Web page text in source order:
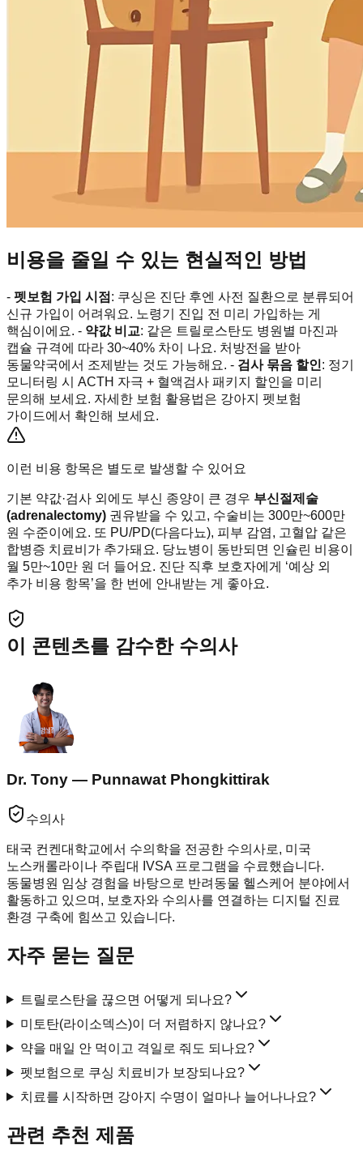
비용을 줄일 수 있는 현실적인 방법
- 펫보험 가입 시점 : 쿠싱은 진단 후엔 사전 질환으로 분류되어
신규 가입이 어려워요. 노령기 진입 전 미리 가입하는 게
핵심이에요. - 약값 비교: 같은 트릴로스탄도 병원별 마진과
캡슐 규격에 따라 30~40% 차이 나요. 처방전을 받아
동물약국에서 조제받는 것도 가능해요. - 검사 묶음 할인: 정기
모니터링 시 ACTH 자극 + 혈액검사 패키지 할인을 미리
문의해 보세요. 자세한 보험 활용법은 강아지 펫보험
가이드에서 확인해 보세요.
이런 비용 항목은 별도로 발생할 수 있어요
기본 약값·검사 외에도 부신 종양이 큰 경우 부신절제술
(adrenalectomy) 권유받을 수 있고, 수술비는 300만~600만
원 수준이에요. 또 PU/PD(다음다뇨), 피부 감염, 고혈압 같은
합병증 치료비가 추가돼요. 당뇨병이 동반되면 인슐린 비용이
월 5만~10만 원 더 들어요. 진단 직후 보호자에게 ‘예상 외
추가 비용 항목’을 한 번에 안내받는 게 좋아요.
이 콘텐츠를 감수한 수의사
Dr. Tony — Punnawat Phongkittirak
수의사
태국 컨켄대학교에서 수의학을 전공한 수의사로, 미국
노스캐롤라이나 주립대 IVSA 프로그램을 수료했습니다.
동물병원 임상 경험을 바탕으로 반려동물 헬스케어 분야에서
활동하고 있으며, 보호자와 수의사를 연결하는 디지털 진료
환경 구축에 힘쓰고 있습니다.
자주 묻는 질문
트릴로스탄을 끊으면 어떻게 되나요?
미토탄(라이소덱스)이 더 저렴하지 않나요?
약을 매일 안 먹이고 격일로 줘도 되나요?
펫보험으로 쿠싱 치료비가 보장되나요?
치료를 시작하면 강아지 수명이 얼마나 늘어나나요?
관련 추천 제품